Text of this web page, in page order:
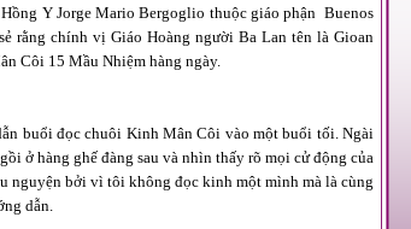
Y Jorge Mario Bergoglio thuộc giáo phận Buenos
rằng chính vị Giáo Hoàng người Ba Lan tên là Gioan
Côi 15 Mầu Nhiệm hàng ngày.
buổi đọc chuôi Kinh Mân Côi vào một buổi tối. Ngài
ở hàng ghế đàng sau và nhìn thấy rõ mọi cử động của
nguyện bởi vì tôi không đọc kinh một mình mà là cùng
dẫn.